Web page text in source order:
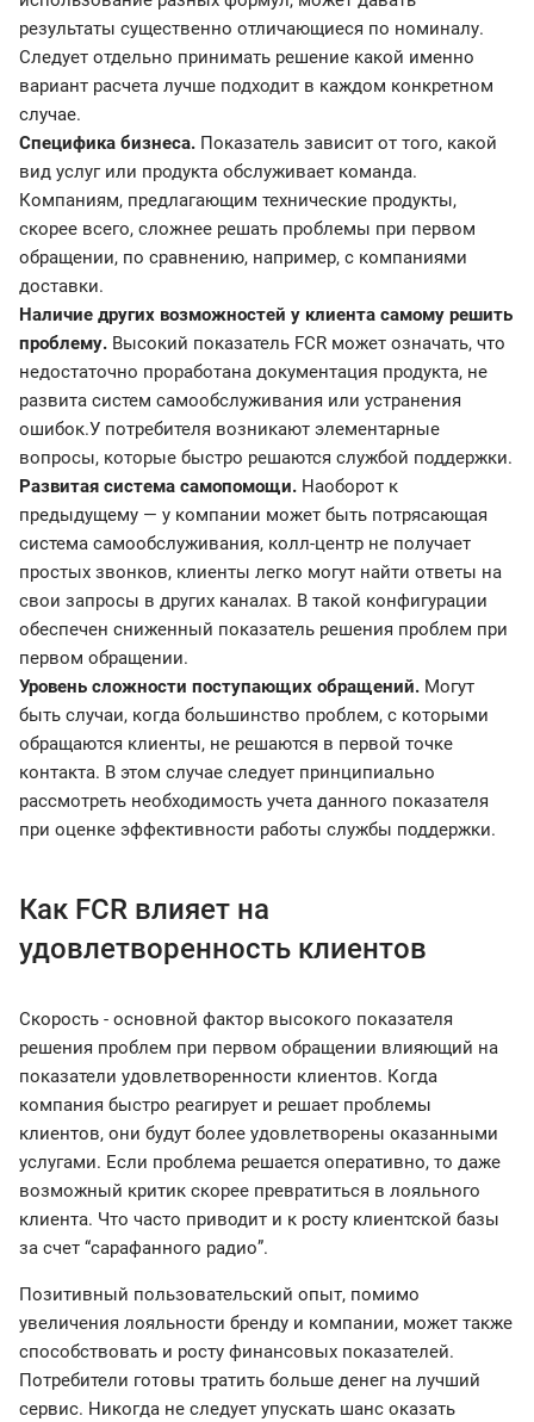
результаты существенно отличающиеся по номиналу.
Следует отдельно принимать решение какой именно
вариант расчета лучше подходит в каждом конкретном
случае.
Специфика бизнеса. Показатель зависит от того, какой
вид услуг или продукта обслуживает команда.
Компаниям, предлагающим технические продукты,
скорее всего, сложнее решать проблемы при первом
обращении, по сравнению, например, с компаниями
доставки.
Наличие других возможностей у клиента самому решить
проблему. Высокий показатель FCR может означать, что
недостаточно проработана документация продукта, не
развита систем самообслуживания или устранения
ошибок.У потребителя возникают элементарные
вопросы, которые быстро решаются службой поддержки.
Развитая система самопомощи. Наоборот к
предыдущему — у компании может быть потрясающая
система самообслуживания, колл-центр не получает
простых звонков, клиенты легко могут найти ответы на
свои запросы в других каналах. В такой конфигурации
обеспечен сниженный показатель решения проблем при
первом обращении.
Уровень сложности поступающих обращений. Могут
быть случаи, когда большинство проблем, с которыми
обращаются клиенты, не решаются в первой точке
контакта. В этом случае следует принципиально
рассмотреть необходимость учета данного показателя
при оценке эффективности работы службы поддержки.
Как FCR влияет на
удовлетворенность клиентов
Скорость - основной фактор высокого показателя
решения проблем при первом обращении влияющий на
показатели удовлетворенности клиентов. Когда
компания быстро реагирует и решает проблемы
клиентов, они будут более удовлетворены оказанными
услугами. Если проблема решается оперативно, то даже
возможный критик скорее превратиться в лояльного
клиента. Что часто приводит и к росту клиентской базы
за счет “сарафанного радио”.
Позитивный пользовательский опыт, помимо
увеличения лояльности бренду и компании, может также
способствовать и росту финансовых показателей.
Потребители готовы тратить больше денег на лучший
сервис. Никогда не следует упускать шанс оказать